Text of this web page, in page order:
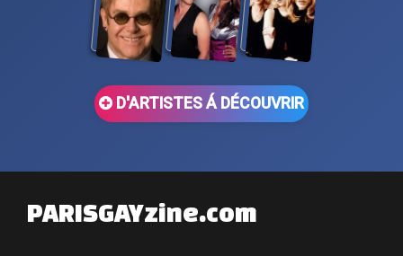
D'ARTISTES Á DÉCOUVRIR
PARISGAYzine.com